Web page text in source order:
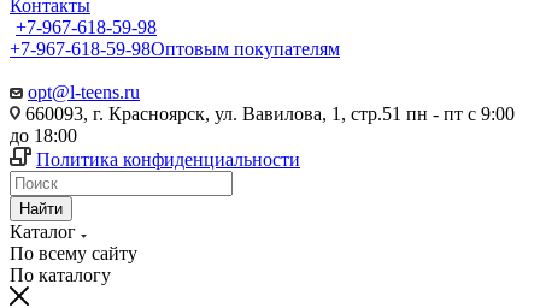
Контакты
+7-967-618-59-98
+7-967-618-59-98Оптовым покупателям
opt@l-teens.ru
660093, г. Красноярск, ул. Вавилова, 1, стр.51 пн - пт с 9:00
до 18:00
Политика конфиденциальности
Найти
Каталог
По всему сайту
По каталогу